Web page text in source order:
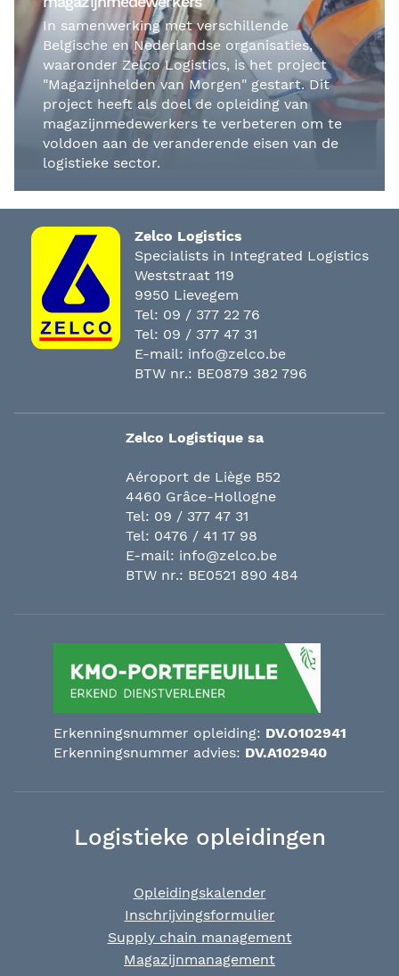
In samenwerking met verschillende
Belgische en Nederlandse organisaties,
waaronder Zelco Logistics, is het project
"Magazijnhelden van Morgen" gestart. Dit
project heeft als doel de opleiding van
magazijnmedewerkers te verbeteren om te
voldoen aan de veranderende eisen van de
logistieke sector.
Zelco Logistics
Specialists in Integrated Logistics
Weststraat 119
9950 Lievegem
Tel: 09 / 377 22 76
Tel: 09 / 377 47 31
E-mail: info@zelco.be
BTW nr.: BE0879 382 796
Erkenningsnummer opleiding: DV.O102941
Erkenningsnummer advies: DV.A102940
Zelco Logistique sa
Aéroport de Liège B52
4460 Grâce-Hollogne
Tel: 09 / 377 47 31
Tel: 0476 / 41 17 98
E-mail: info@zelco.be
BTW nr.: BE0521 890 484
Logistieke opleidingen
Opleidingskalender
Inschrijvingsformulier
Supply chain management
Magazijnmanagement